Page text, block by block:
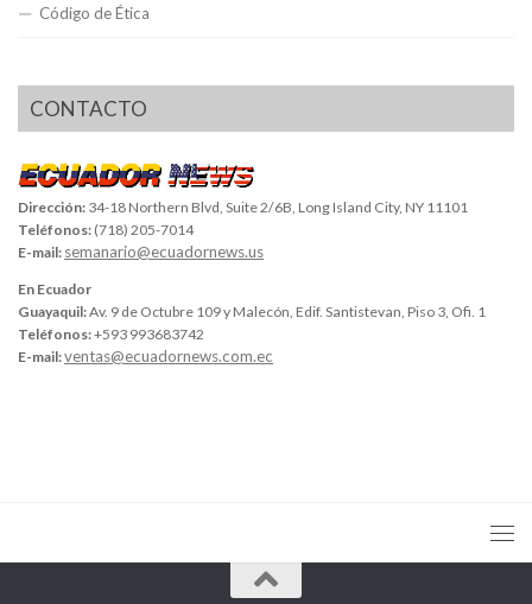
Código de Ética
CONTACTO
Dirección: 34-18 Northern Blvd, Suite 2/6B, Long Island City, NY 11101
Teléfonos: (718) 205-7014
E-mail: semanario@ecuadornews.us
En Ecuador
Guayaquil:Av. 9 de Octubre 109 y Malecón, Edif. Santistevan, Piso 3, Ofi. 1
Teléfonos:+593 993683742
E-mail:ventas@ecuadornews.com.ec